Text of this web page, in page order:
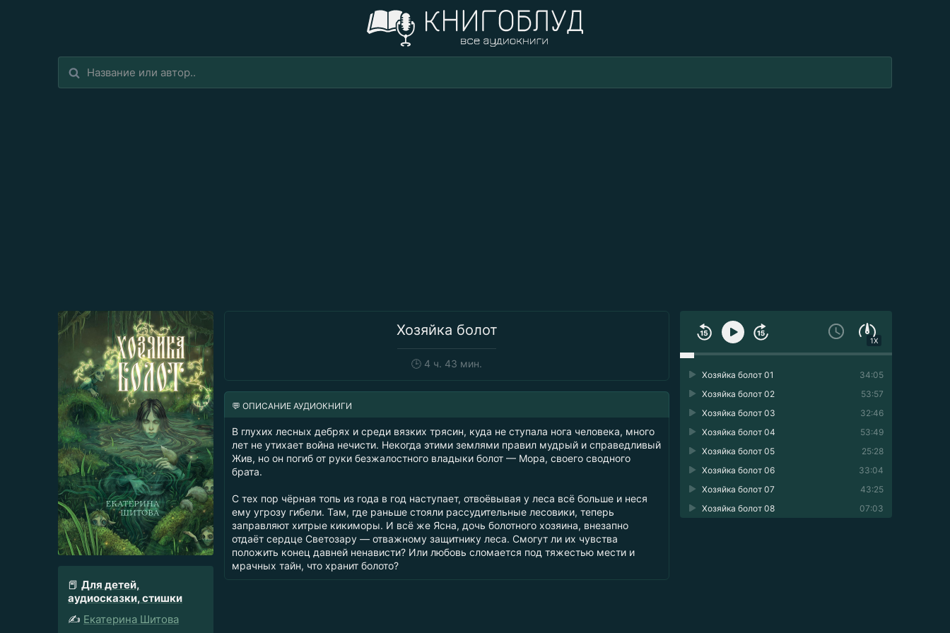
Хозяйка болот
🕒 4 ч. 43 мин.
📕 Для детей,
аудиосказки, стишки
✍️ Екатерина Шитова
1X
34:05
Хозяйка болот 01
53:57
Хозяйка болот 02
32:46
Хозяйка болот 03
53:49
Хозяйка болот 04
25:28
Хозяйка болот 05
33:04
Хозяйка болот 06
43:25
Хозяйка болот 07
07:03
Хозяйка болот 08
💬 ОПИСАНИЕ АУДИОКНИГИ
В глухих лесных дебрях и среди вязких трясин, куда не ступала нога человека, много
лет не утихает война нечисти. Некогда этими землями правил мудрый и справедливый
Жив, но он погиб от руки безжалостного владыки болот — Мора, своего сводного
брата.
С тех пор чёрная топь из года в год наступает, отвоёвывая у леса всё больше и неся
ему угрозу гибели. Там, где раньше стояли рассудительные лесовики, теперь
заправляют хитрые кикиморы. И всё же Ясна, дочь болотного хозяина, внезапно
отдаёт сердце Светозару — отважному защитнику леса. Смогут ли их чувства
положить конец давней ненависти? Или любовь сломается под тяжестью мести и
мрачных тайн, что хранит болото?